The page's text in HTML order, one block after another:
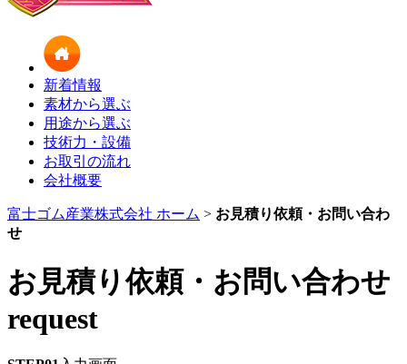
新着情報
素材から選ぶ
用途から選ぶ
技術力・設備
お取引の流れ
会社概要
富士ゴム産業株式会社 ホーム > お見積り依頼・お問い合わ
せ
お見積り依頼・お問い合わせ
request